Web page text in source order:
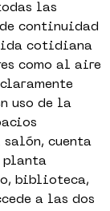
las
continuidad
cotidiana
como al aire
uso de la
salón, cuenta
planta
biblioteca,
a las dos